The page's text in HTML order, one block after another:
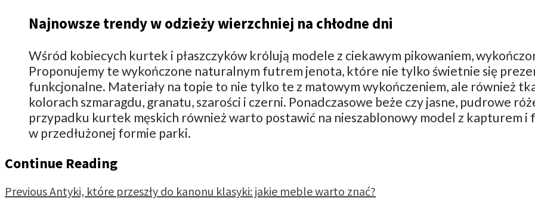
Najnowsze trendy w odzieży wierzchniej na chłodne dni
Wśród kobiecych kurtek i płaszczyków królują modele z ciekawym pikowaniem,
Proponujemy te wykończone naturalnym futrem jenota, które nie tylko świetnie się
funkcjonalne. Materiały na topie to nie tylko te z matowym wykończeniem, ale również
kolorach szmaragdu, granatu, szarości i czerni. Ponadczasowe beże czy jasne, pudrowe
przypadku kurtek męskich również warto postawić na nieszablonowy model z kapturem i
w przedłużonej formie parki.
Continue Reading
PreviousAntyki, które przeszły do kanonu klasyki: jakie meble warto znać?